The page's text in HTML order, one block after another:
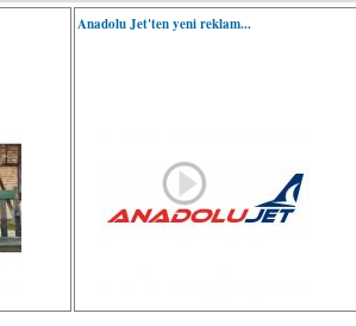
Anadolu Jet'ten yeni reklam...